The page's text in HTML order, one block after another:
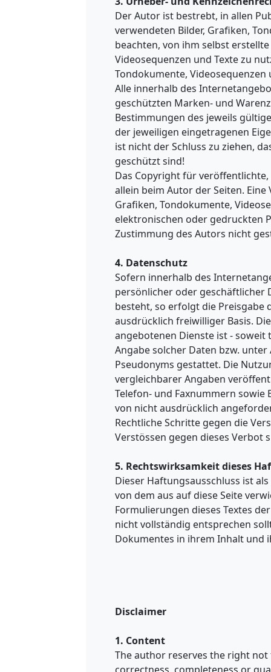
Der Autor ist bestrebt, in allen
verwendeten Bilder, Grafiken,
beachten, von ihm selbst
Videosequenzen und Texte zu
Tondokumente,
Alle innerhalb des
geschützten Marken- und
Bestimmungen des jeweils
der jeweiligen eingetragenen
ist nicht der Schluss zu ziehen,
geschützt sind!
Das Copyright für
allein beim Autor der Seiten.
Grafiken, Tondokumente,
elektronischen oder gedruckten
Zustimmung des Autors nicht
4. Datenschutz
Sofern innerhalb des
persönlicher oder geschäftlicher
besteht, so erfolgt die Preisgabe
ausdrücklich freiwilliger Basis.
angebotenen Dienste ist -
Angabe solcher Daten bzw.
Pseudonyms gestattet. Die
vergleichbarer Angaben
Telefon- und Faxnummern
von nicht ausdrücklich
Rechtliche Schritte gegen die
Verstössen gegen dieses Verbot
5. Rechtswirksamkeit dieses
Dieser Haftungsausschluss ist
von dem aus auf diese Seite
Formulierungen dieses Textes
nicht vollständig entsprechen
Dokumentes in ihrem Inhalt
Disclaimer
1. Content
The author reserves the right